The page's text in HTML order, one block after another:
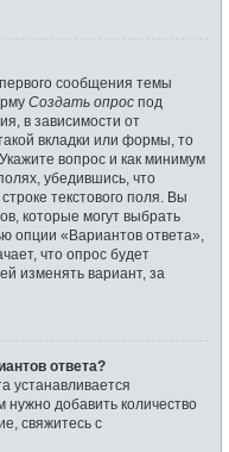
сообщения темы
Создать опрос под
в зависимости от
вкладки или формы, то
вопрос и как минимум
убедившись, что
текстового поля. Вы
которые могут выбрать
опции «Вариантов ответа»,
что опрос будет
изменять вариант, за
ответа?
устанавливается
добавить количество
свяжитесь с